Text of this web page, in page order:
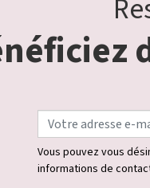
Vous pouvez vous
informations de